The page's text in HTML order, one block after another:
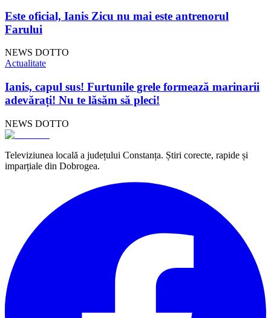
Este oficial, Ianis Zicu nu mai este antrenorul
Farului
NEWS DOTTO
Actualitate
Ianis, capul sus! Furtunile grele formează marinarii
adevărați! Nu te lăsăm să pleci!
NEWS DOTTO
Televiziunea locală a județului Constanța. Știri corecte, rapide și
imparțiale din Dobrogea.